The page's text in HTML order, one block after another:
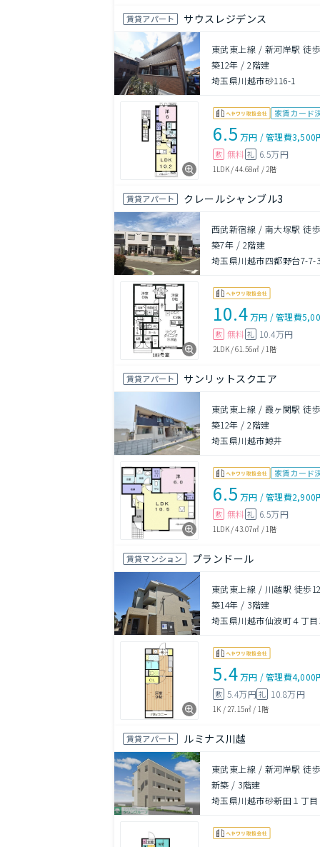
賃貸アパート サウスレジデンス
東武東上線 / 新河岸駅 徒
築12年 /2階建
埼玉県川越市砂116-1
家賃カード
6.5 万円 /管理費3,500
敷 無料 礼 6.5万円
1LDK/44.68㎡ /2階
賃貸アパート クレールシャンブル3
西武新宿線 / 南大塚駅 徒
築7年 / 2階建
埼玉県川越市四都野台7-7-3
10.4万円 /管理費
敷 無料 礼 10.4万円
2LDK/61.56㎡ /1階
賃貸アパート サンリットスクエア
東武東上線 / 霞ヶ関駅 徒
築12年 /2階建
埼玉県川越市鯨井
家賃カード
6.5 万円 /管理費2,900
敷 無料 礼 6.5万円
1LDK/43.07㎡ /1階
賃貸マンション プランドール
東武東上線 / 川越駅 徒歩
築14年 / 3階建
埼玉県川越市仙波町４丁目
5.4万円 /管理費4,000
敷 5.4万円礼 10.8万円
1K /27.15㎡ / 1階
賃貸アパート ルミナス川越
東武東上線 / 新河岸駅 徒
新築 / 3階建
埼玉県川越市砂新田１丁目